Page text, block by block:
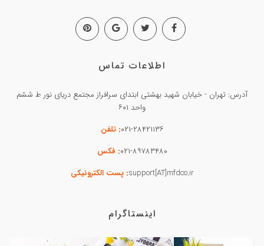
اطلاعات تماس
آدرس: تهران - خیابان شهید بهشتی ابتدای سرافراز مجتمع دریای نور ط ششم
واحد ۶۰۱
۰۲۱-۲۸۴۲۱۱۳۶: تلفن
۰۲۱-۸۹۷۸۳۴۸۰: فکس
support[AT]mfdco.ir: پست الکترونیکی
اینستاگرام